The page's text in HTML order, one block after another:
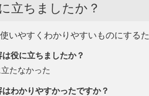
立ちましたか？
いやすくわかりやすいものにする
役に立ちましたか？
たなかった
わかりやすかったですか？